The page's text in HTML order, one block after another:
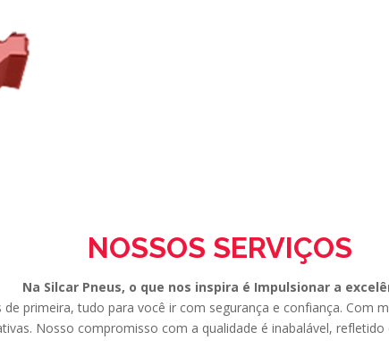
NOSSOS SERVIÇOS
Na Silcar Pneus, o que nos inspira é Impulsionar a
de primeira, tudo para você ir com segurança e confiança. Com
Nosso compromisso com a qualidade é inabalável,